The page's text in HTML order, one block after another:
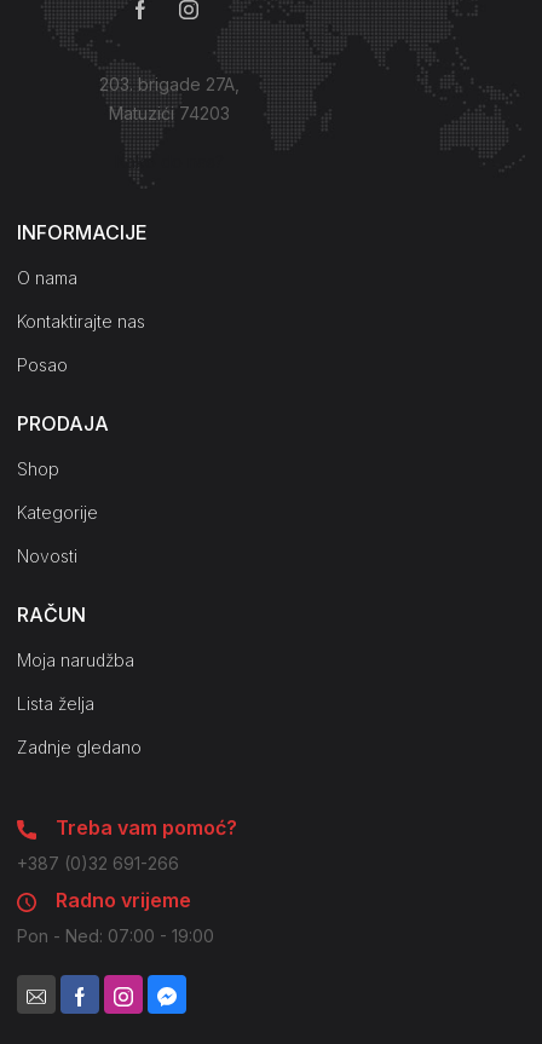
203. brigade 27A,
Matuzići 74203
Kako do nas?
INFORMACIJE
O nama
Kontaktirajte nas
Posao
PRODAJA
Shop
Kategorije
Novosti
RAČUN
Moja narudžba
Lista želja
Zadnje gledano
Treba vam pomoć?
+387 (0)32 691-266
Radno vrijeme
Pon - Ned: 07:00 - 19:00